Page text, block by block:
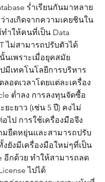
ร่ำเรียนกันมาหลาย
างเกิดจากความเคยชินใน
ำให้คนที่เป็น Data
ไม่สามารถปรับตัวได้
นเพราะเมื่อยุคสมัย
มีเทคโนโลยีการบริหาร
อดเวลาโดยแต่ละเครื่อง
ต่ำลง การลงทุนจัดซื้อ
ยะยาว (เช่น 5 ปี) คงไม่
ไป การใช้เครื่องมือจึง
มยืดหยุ่นและสามารถปรับ
งยังมีเครื่องมือใหม่ๆที่เป็น
อีกด้วย ทำให้สามารถลด
ไปได้